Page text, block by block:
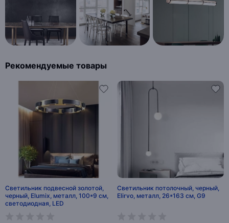
Рекомендуемые товары
Светильник подвесной золотой,
черный, Elumix, металл, 100*9 см,
светодиодная, LED
Светильник потолочный, черный,
Elirvo, металл, 26*163 см, G9